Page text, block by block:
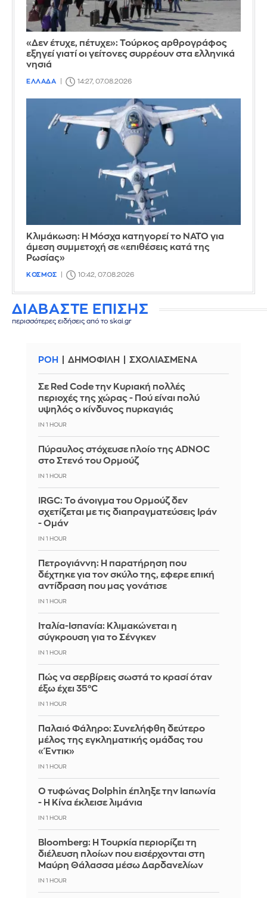
«Δεν έτυχε, πέτυχε»: Τούρκος αρθρογράφος
εξηγεί γιατί οι γείτονες συρρέουν στα ελληνικά
νησιά
ΕΛΛΑΔΑ 14:27, 07.08.2026
Κλιμάκωση: Η Μόσχα κατηγορεί το ΝΑΤΟ για
άμεση συμμετοχή σε «επιθέσεις κατά της
Ρωσίας»
ΚΟΣΜΟΣ 10:42, 07.08.2026
ΔΙΑΒΑΣΤΕ ΕΠΙΣΗΣ
περισσότερες ειδήσεις από το skai.gr
ΡΟΗ ΔΗΜΟΦΙΛΗ ΣΧΟΛΙΑΣΜΕΝΑ
Σε Red Code την Κυριακή πολλές
περιοχές της χώρας - Πού είναι πολύ
υψηλός ο κίνδυνος πυρκαγιάς
IN 1 HOUR
Πύραυλος στόχευσε πλοίο της ADNOC
στο Στενό του Ορμούζ
IN 1 HOUR
IRGC: Το άνοιγμα του Ορμούζ δεν
σχετίζεται με τις διαπραγματεύσεις Ιράν
- Ομάν
IN 1 HOUR
Πετρογιάννη: Η παρατήρηση που
δέχτηκε για τον σκύλο της, εφερε επική
αντίδραση που μας γονάτισε
IN 1 HOUR
Ιταλία-Ισπανία: Κλιμακώνεται η
σύγκρουση για το Σένγκεν
IN 1 HOUR
Πώς να σερβίρεις σωστά το κρασί όταν
έξω έχει 35°C
IN 1 HOUR
Παλαιό Φάληρο: Συνελήφθη δεύτερο
μέλος της εγκληματικής ομάδας του
«Έντικ»
IN 1 HOUR
Ο τυφώνας Dolphin έπληξε την Ιαπωνία
- Η Κίνα έκλεισε λιμάνια
IN 1 HOUR
Bloomberg: Η Τουρκία περιορίζει τη
διέλευση πλοίων που εισέρχονται στη
Μαύρη Θάλασσα μέσω Δαρδανελίων
IN 1 HOUR